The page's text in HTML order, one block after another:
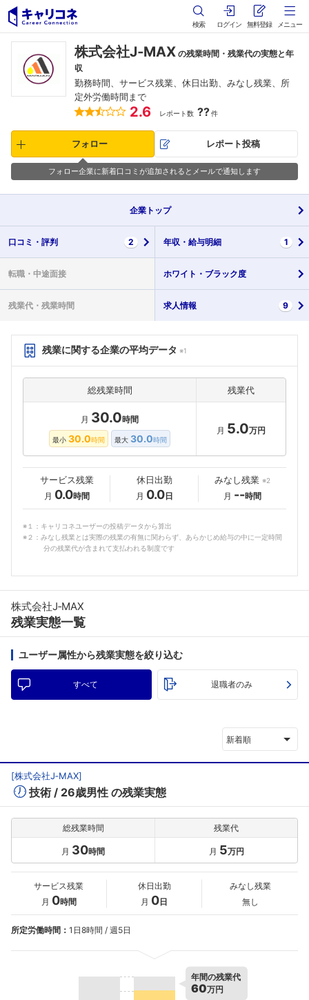
検索 ログイン 無料登録 メニュー
株式会社J‐MAX の残業時間・残業代の実態と年
収
勤務時間、サービス残業、休日出勤、みなし残業、所
定外労働時間まで
2.6 レポート数 ??件
フォロー レポート投稿
フォロー企業に新着口コミが追加されるとメールで通知します
企業 トップ
口コミ・ 評判 2 年収・ 給与明細 1
転職・ 中途面接 ホワイト・ ブラック度
残業代・ 残業時間 求人情報 9
残業に関する企業の平均データ ※1
総残業時間 残業代
月 30.0時間
最小 30.0時間 最大 30.0時間
月 5.0万円
サービス残業
月 0.0時間
休日出勤
月 0.0日
みなし残業 ※2
月 --時間
※１：キャリコネユーザーの投稿データから算出
※２：みなし残業とは実際の残業の有無に関わらず、あらかじめ給与の中に一定時間
分の残業代が含まれて支払われる制度です
株式会社J‐MAX
残業実態一覧
ユーザー属性から残業実態を絞り込む
すべて 退職者のみ
新着順
[株式会社J‐MAX]
技術 26歳男性 の残業実態
総残業時間 残業代
月 30時間 月 5万円
サービス残業
月 0時間
休日出勤
月 0日
みなし残業
無し
所定労働時間： 1日8時間 / 週5日
年間の残業代
60万円